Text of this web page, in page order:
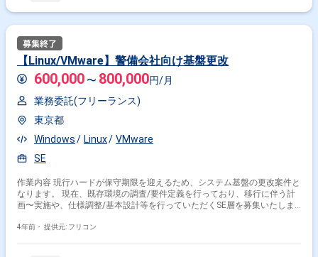
【Linux/VMware】警備会社向け基盤更改
600,000 〜 800,000円/月
業務委託(フリーランス)
東京都
Windows
Linux
VMware
SE
作業内容 現行ハードが保守期限を迎えるため、システム基盤の更改案件と
なります。 現在、既存環境の調査/要件定義を行っており、移行に伴う計
画〜実施や、仕様調整/基本設計等を行っていただくSE層を募集いたしま
4年前・ 提供元: フリコン